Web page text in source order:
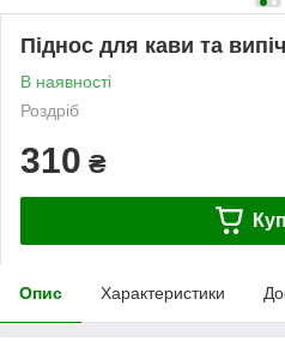
Піднос для кави та
В наявності
Роздріб
310 ₴
Опис Характеристики